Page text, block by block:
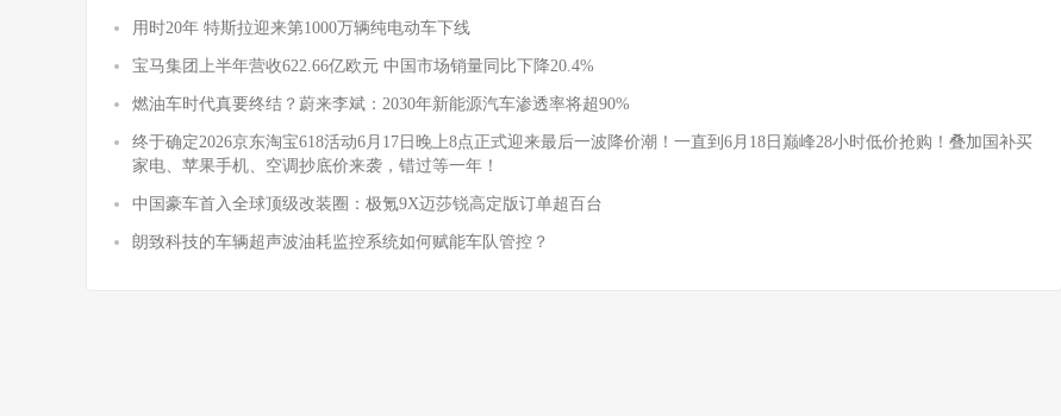
用时20年 特斯拉迎来第1000万辆纯电动车下线
宝马集团上半年营收622.66亿欧元 中国市场销量同比下降20.4%
燃油车时代真要终结？蔚来李斌：2030年新能源汽车渗透率将超90%
终于确定2026京东淘宝618活动6月17日晚上8点正式迎来最后一波降价潮！一直到6月18日巅峰28小时低价抢购！叠加国补买
家电、苹果手机、空调抄底价来袭，错过等一年！
中国豪车首入全球顶级改装圈：极氪9X迈莎锐高定版订单超百台
朗致科技的车辆超声波油耗监控系统如何赋能车队管控？